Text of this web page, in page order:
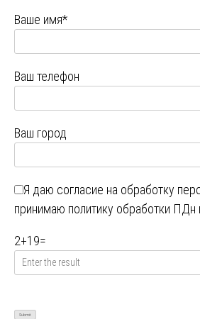
Ваше имя*
Ваш телефон
Ваш город
Я даю согласие на обработку
принимаю политику обработки
2+19=